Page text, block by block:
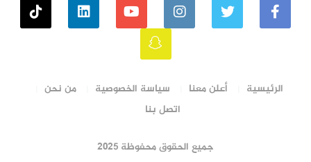
الرئيسية أعلن معنا سياسة الخصوصية
من نحن
اتصل بنا
جميع الحقوق محفوظة ٢٠٢٥